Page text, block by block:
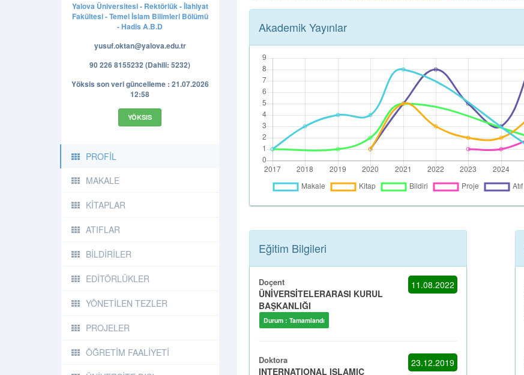
Yalova Üniversitesi - Rektörlük - İlahiyat
Fakültesi - Temel İslam Bilimleri Bölümü
- Hadis A.B.D
yusuf.oktan@yalova.edu.tr
90 226 8155232 (Dahili: 5232)
Yöksis son veri güncelleme : 21.07.2026
12:58
YÖKSIS
PROFİL
MAKALE
KİTAPLAR
ATIFLAR
BİLDİRİLER
EDİTÖRLÜKLER
YÖNETİLEN TEZLER
PROJELER
ÖĞRETİM FAALİYETİ
Akademik Yayınlar
Eğitim Bilgileri
Doçent 11.08.2022
ÜNİVERSİTELERARASI KURUL
BAŞKANLIĞI
Durum : Tamamlandı
Doktora 23.12.2019
INTERNATIONAL ISLAMIC